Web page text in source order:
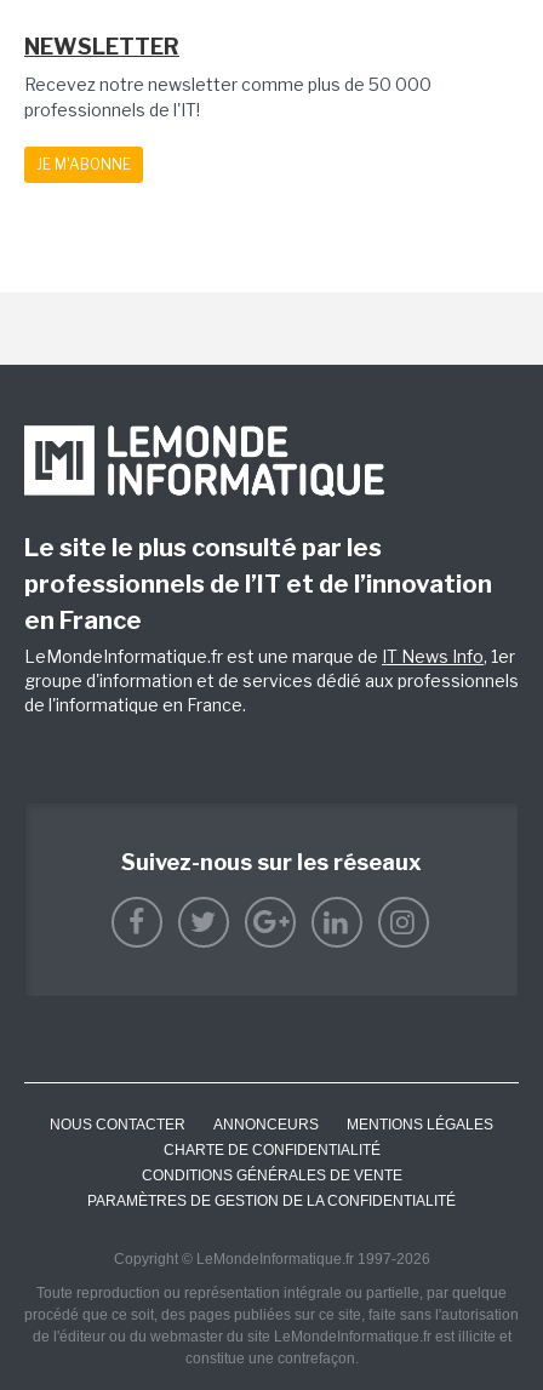
NEWSLETTER
Recevez notre newsletter comme plus de 50 000
professionnels de l'IT!
JE M'ABONNE
Le site le plus consulté par les
professionnels de l’IT et de l’innovation
en France
LeMondeInformatique.fr est une marque de IT News Info, 1er
groupe d'information et de services dédié aux professionnels
de l'informatique en France.
Suivez-nous sur les réseaux
NOUS CONTACTER ANNONCEURS
MENTIONS LÉGALES
CHARTE DE CONFIDENTIALITÉ
CONDITIONS GÉNÉRALES DE VENTE
PARAMÈTRES DE GESTION DE LA CONFIDENTIALITÉ
Copyright © LeMondeInformatique.fr 1997-2026
Toute reproduction ou représentation intégrale ou partielle, par quelque
procédé que ce soit, des pages publiées sur ce site, faite sans l'autorisation
de l'éditeur ou du webmaster du site LeMondeInformatique.fr est illicite et
constitue une contrefaçon.